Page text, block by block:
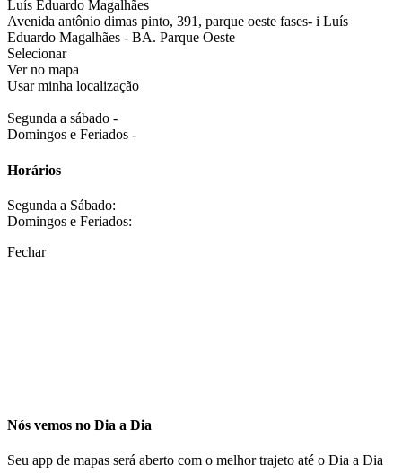
Luís Eduardo Magalhães
Avenida antônio dimas pinto, 391, parque oeste fases- i Luís
Eduardo Magalhães - BA. Parque Oeste
Selecionar
Ver no mapa
Usar minha localização
Segunda a sábado -
Domingos e Feriados -
Horários
Segunda a Sábado:
Domingos e Feriados:
Fechar
Nós vemos no Dia a Dia
Seu app de mapas será aberto com o melhor trajeto até o Dia a Dia